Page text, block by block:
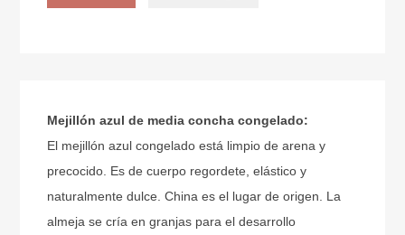
Mejillón azul de media concha congelado:
El mejillón azul congelado está limpio de arena y
precocido. Es de cuerpo regordete, elástico y
naturalmente dulce. China es el lugar de origen. La
almeja se cría en granjas para el desarrollo